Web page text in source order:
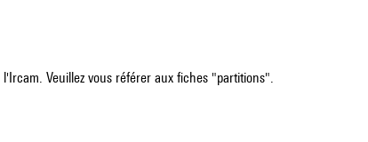
Veuillez vous référer aux fiches "partitions".